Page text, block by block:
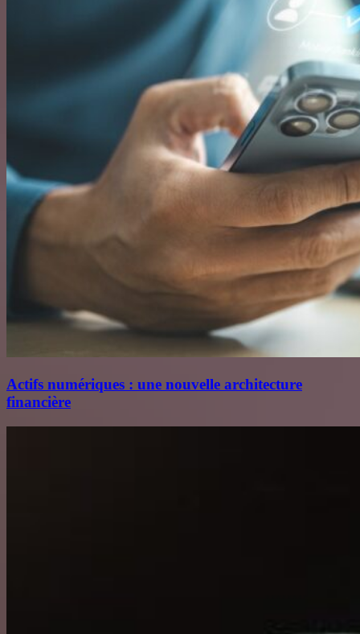
Actifs numériques : une nouvelle architecture
financière